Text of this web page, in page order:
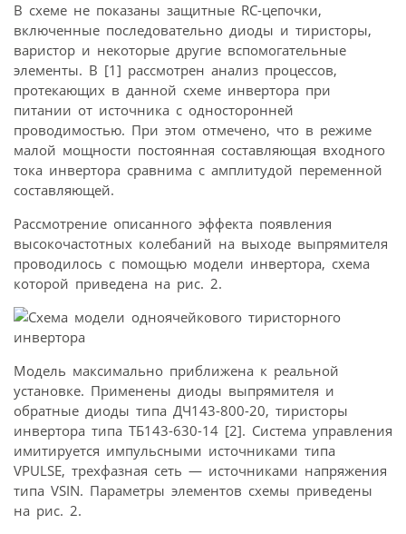
В схеме не показаны защитные RC-цепочки,
включенные последовательно диоды и тиристоры,
варистор и некоторые другие вспомогательные
элементы. В [1] рассмотрен анализ процессов,
протекающих в данной схеме инвертора при
питании от источника с односторонней
проводимостью. При этом отмечено, что в режиме
малой мощности постоянная составляющая входного
тока инвертора сравнима с амплитудой переменной
составляющей.
Рассмотрение описанного эффекта появления
высокочастотных колебаний на выходе выпрямителя
проводилось с помощью модели инвертора, схема
которой приведена на рис. 2.
Модель максимально приближена к реальной
установке. Применены диоды выпрямителя и
обратные диоды типа ДЧ143-800-20, тиристоры
инвертора типа ТБ143-630-14 [2]. Система управления
имитируется импульсными источниками типа
VPULSE, трехфазная сеть — источниками напряжения
типа VSIN. Параметры элементов схемы приведены
на рис. 2.